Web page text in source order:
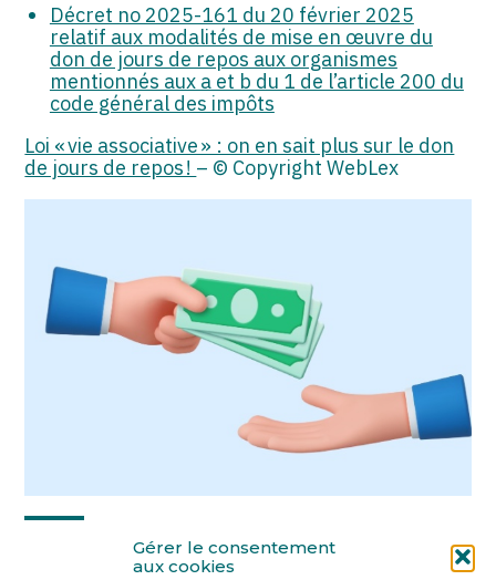
Gérer le consentement
aux cookies
Décret no 2025-161 du 20 février 2025
relatif aux modalités de mise en œuvre du
don de jours de repos aux organismes
mentionnés aux a et b du 1 de l’article 200 du
code général des impôts
Loi « vie associative » : on en sait plus sur le don
de jours de repos ! – © Copyright WebLex